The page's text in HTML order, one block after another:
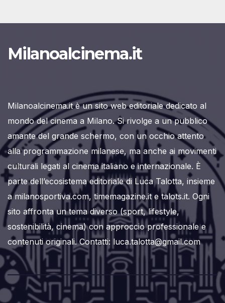
Milanoalcinema.it
Milanoalcinema.it è un sito web editoriale dedicato al
mondo del cinema a Milano. Si rivolge a un pubblico
amante del grande schermo, con un occhio attento
alla programmazione milanese, ma anche ai movimenti
culturali legati al cinema italiano e internazionale. È
parte dell’ecosistema editoriale di Luca Talotta, insieme
a milanosportiva.com, timemagazine.it e talots.it. Ogni
sito affronta un tema diverso (sport, lifestyle,
sostenibilità, cinema) con approccio professionale e
contenuti originali. Contatti: luca.talotta@gmail.com